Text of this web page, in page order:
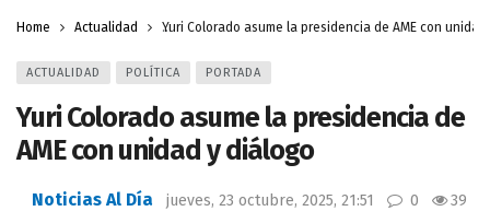
Home Actualidad Yuri Colorado asume la presidencia de AME con
ACTUALIDAD POLÍTICA PORTADA
Yuri Colorado asume la presidencia de
AME con unidad y diálogo
Noticias Al Día jueves, 23 octubre, 2025, 21:51 0 39